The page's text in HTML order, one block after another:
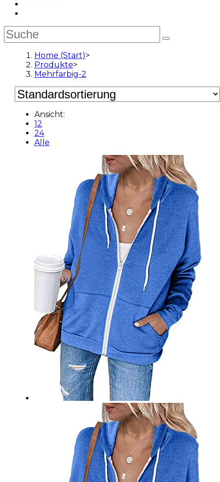
Home (Start)>
Produkte>
Mehrfarbig-2
Ansicht:
12
24
Alle